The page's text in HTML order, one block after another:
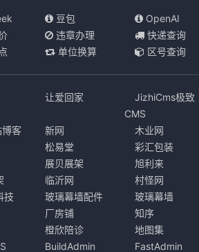
豆包 OpenAI
违章办理 快递查询
单位换算 区号查询
让爱回家
JizhiCms极致
CMS
客
新网 木业网
松易堂 彩汇包装
展贝展架 旭利来
临沂网 村怪网
技
玻璃幕墙配件 玻璃幕墙
厂房铺 知序
橙欣陪诊 地图集
BuildAdmin FastAdmin